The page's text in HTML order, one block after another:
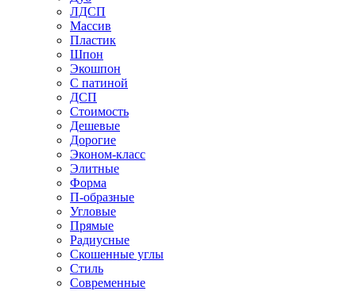
ЛДСП
Массив
Пластик
Шпон
Экошпон
С патиной
ДСП
Стоимость
Дешевые
Дорогие
Эконом-класс
Элитные
Форма
П-образные
Угловые
Прямые
Радиусные
Скошенные углы
Стиль
Современные